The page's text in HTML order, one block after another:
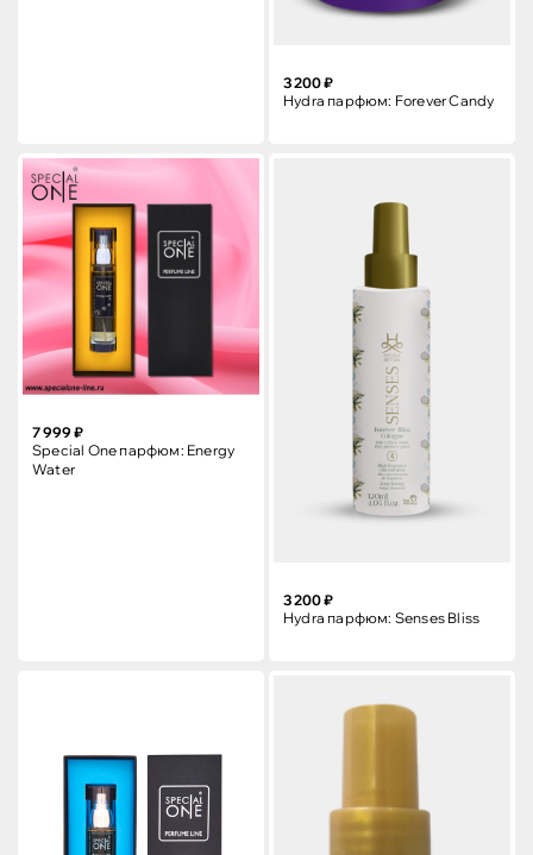
3 200 ₽
Hydra парфюм: Forever Candy
7 999 ₽
Special One парфюм: Energy
Water
3 200 ₽
Hydra парфюм: Senses Bliss